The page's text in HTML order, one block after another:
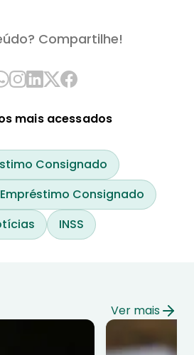
Compartilhe!
mais acessados
Consignado
Consignado
INSS
Ver mais